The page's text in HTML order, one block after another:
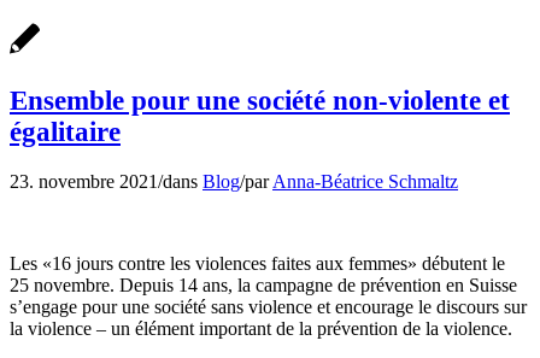
Ensemble pour une société non-violente et
égalitaire
23. novembre 2021/dans Blog/parAnna-Béatrice Schmaltz
Les «16 jours contre les violences faites aux femmes» débutent le
25 novembre. Depuis 14 ans, la campagne de prévention en Suisse
s’engage pour une société sans violence et encourage le discours sur
la violence – un élément important de la prévention de la violence.